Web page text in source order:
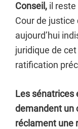
Conseil, il reste
Cour de justice
aujourd’hui
juridique de
ratification
Les sénatrices
demandent un
réclament une